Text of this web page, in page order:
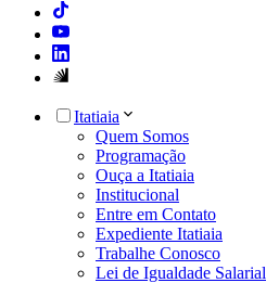
Itatiaia
Quem Somos
Programação
Ouça a Itatiaia
Institucional
Entre em Contato
Expediente Itatiaia
Trabalhe Conosco
Lei de Igualdade Salarial